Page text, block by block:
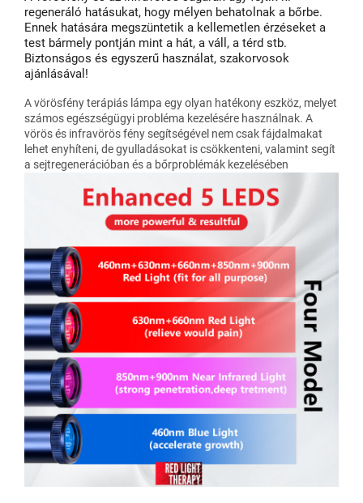
regeneráló hatásukat, hogy mélyen behatolnak a bőrbe.
Ennek hatására megszüntetik a kellemetlen érzéseket a
test bármely pontján mint a hát, a váll, a térd stb.
Biztonságos és egyszerű használat, szakorvosok
ajánlásával!
A vörösfény terápiás lámpa egy olyan hatékony eszköz, melyet
számos egészségügyi probléma kezelésére használnak. A
vörös és infravörös fény segítségével nem csak fájdalmakat
lehet enyhíteni, de gyulladásokat is csökkenteni, valamint segít
a sejtregenerációban és a bőrproblémák kezelésében